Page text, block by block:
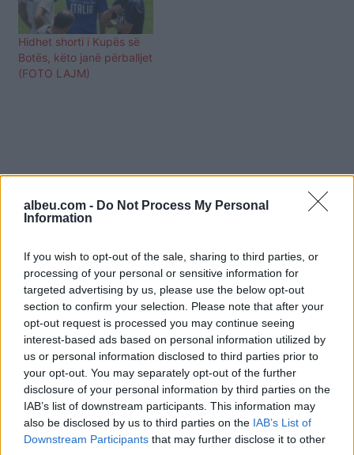
albeu.com - Do Not Process My Personal
Information
If you wish to opt-out of the sale, sharing to third parties, or
processing of your personal or sensitive information for
targeted advertising by us, please use the below opt-out
section to confirm your selection. Please note that after your
opt-out request is processed you may continue seeing
interest-based ads based on personal information utilized by
us or personal information disclosed to third parties prior to
your opt-out. You may separately opt-out of the further
disclosure of your personal information by third parties on the
IAB’s list of downstream participants. This information may
also be disclosed by us to third parties on the IAB’s List of
Downstream Participants that may further disclose it to other
Hidhet shorti i Kupës së
Botës, këto janë përballjet
(FOTO LAJM)
Shtuarmë20.11.2025 10:10
Tags:
FIFA , italia , Play Off , Shqiperia